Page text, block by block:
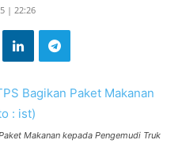
| 22:26
Makanan kepada Pengemudi Truk